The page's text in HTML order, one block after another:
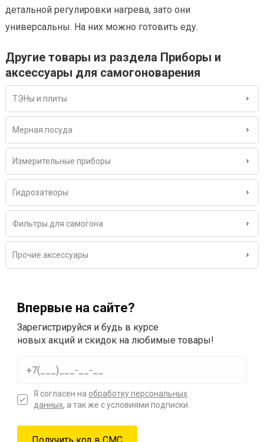
детальной регулировки нагрева, зато они
универсальны. На них можно готовить еду.
Другие товары из раздела Приборы и
аксессуары для самогоноварения
ТЭНы и плиты
Мерная посуда
Измерительные приборы
Гидрозатворы
Фильтры для самогона
Прочие аксессуары
Впервые на сайте?
Зарегистрируйся и будь в курсе
новых акций и скидок на любимые товары!
Я согласен на обработку персональных
данных, а так же с условиями подписки.